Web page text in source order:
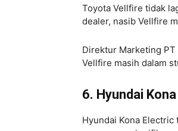
Toyota Vellfire tidak
dealer, nasib Vellfire
Direktur Marketing
Vellfire masih dalam
6. Hyundai
Hyundai Kona